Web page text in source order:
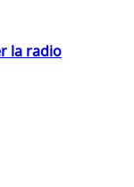
la radio